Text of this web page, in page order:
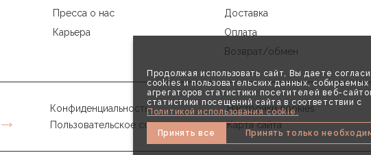
Продолжая использовать сайт, Вы даете
cookies и пользовательских данных,
агрегаторов статистики посетителей веб-
статистики посещений сайта в соответствии с
Политикой использования cookie.
Принять все Принять только
Пресса о нас
Доставка
Карьера
Оплата
Возврат/обмен
Конфиденциальность
Пользовательское соглашение
Настройки cookies
Карта сайта